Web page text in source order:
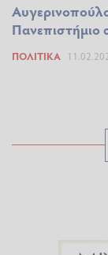
Πανεπιστήμιο
ΠΟΛΙΤΙΚΆ